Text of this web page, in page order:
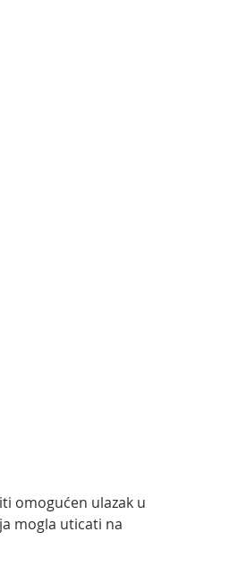
omogućen ulazak u
mogla uticati na